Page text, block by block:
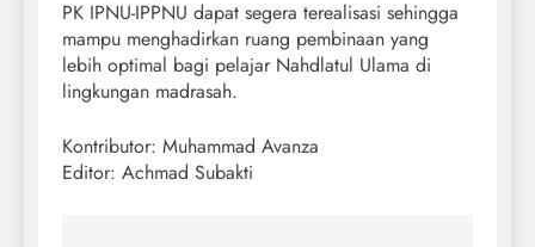
PK IPNU-IPPNU dapat segera terealisasi sehingga
mampu menghadirkan ruang pembinaan yang
lebih optimal bagi pelajar Nahdlatul Ulama di
lingkungan madrasah.
Kontributor: Muhammad Avanza
Editor: Achmad Subakti